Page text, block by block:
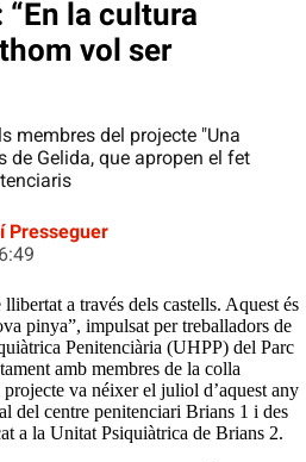
la cultura
vol ser
membres del projecte "Una
de Gelida, que apropen el fet
Presseguer
a través dels castells. Aquest és
pinya”, impulsat per treballadors de
Penitenciària (UHPP) del Parc
amb membres de la colla
va néixer el juliol d’aquest any
del centre penitenciari Brians 1 i des
a la Unitat Psiquiàtrica de Brians 2.